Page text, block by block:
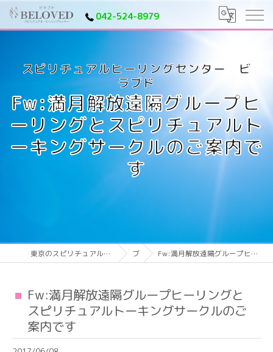
042-524-8979
Fw:満月解放遠隔グループヒ
ーリングとスピリチュアルト
ーキングサークルのご案内で
す
東京のスピリチュアルならスピリチュアルヒーリングセンター ビラブド ブログ Fw:満月解放遠隔グループヒーリングとスピリチュアルトーキングサークルのご案内です
Fw:満月解放遠隔グループヒーリングと
スピリチュアルトーキングサークルのご
案内です